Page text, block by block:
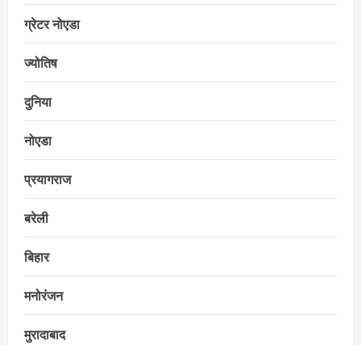
ग्रेटर नोएडा
ज्योतिष
दुनिया
नोएडा
प्रयागराज
बरेली
बिहार
मनोरंजन
मुरादाबाद